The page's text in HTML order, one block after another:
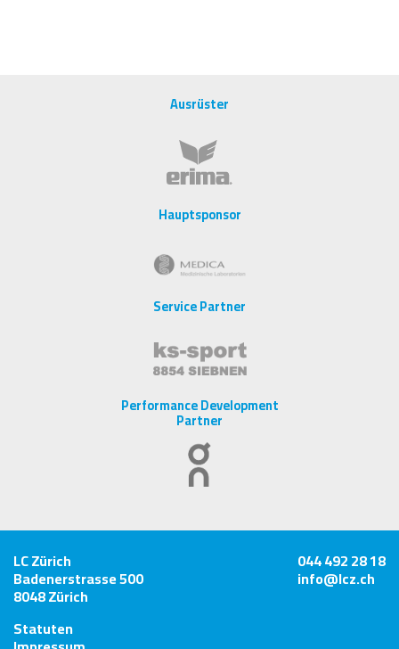
Ausrüster
Hauptsponsor
Service Partner
Performance Development
Partner
LC Zürich
Badenerstrasse 500
8048 Zürich
044 492 28 18
info@lcz.ch
Statuten